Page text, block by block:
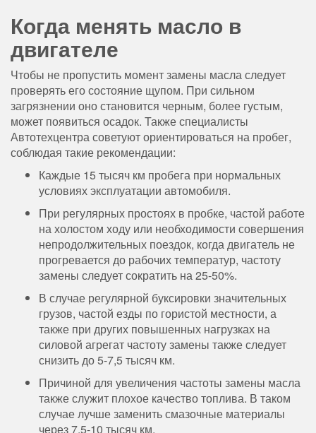
Когда менять масло в
двигателе
Чтобы не пропустить момент замены масла следует
проверять его состояние щупом. При сильном
загрязнении оно становится черным, более густым,
может появиться осадок. Также специалисты
Автотехцентра советуют ориентироваться на пробег,
соблюдая такие рекомендации:
Каждые 15 тысяч км пробега при нормальных
условиях эксплуатации автомобиля.
При регулярных простоях в пробке, частой работе
на холостом ходу или необходимости совершения
непродолжительных поездок, когда двигатель не
прогревается до рабочих температур, частоту
замены следует сократить на 25-50%.
В случае регулярной буксировки значительных
грузов, частой езды по гористой местности, а
также при других повышенных нагрузках на
силовой агрегат частоту замены также следует
снизить до 5-7,5 тысяч км.
Причиной для увеличения частоты замены масла
также служит плохое качество топлива. В таком
случае лучше заменить смазочные материалы
через 7,5-10 тысяч км.